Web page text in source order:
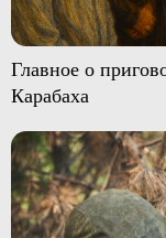
Главное о
Карабаха